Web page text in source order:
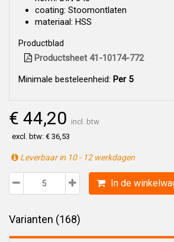
coating: Stoomontlaten
materiaal: HSS
Productblad
Productsheet 41-10174-772
Minimale besteleenheid: Per 5
€ 44,20 incl. btw
excl. btw: € 36,53
Leverbaar in 10 - 12 werkdagen
In de
Varianten (168)